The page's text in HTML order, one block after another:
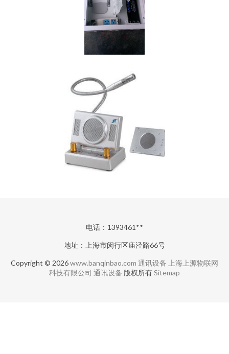
电话：1393461**
地址：上海市闵行区庙泾路66号
Copyright © 2026www.banqinbao.com 通讯设备 上海上源物联网
科技有限公司 通讯设备 版权所有Sitemap